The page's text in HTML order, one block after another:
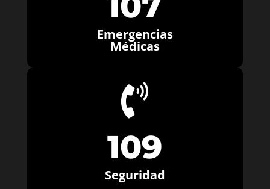
Emergencias
Médicas

109
Seguridad